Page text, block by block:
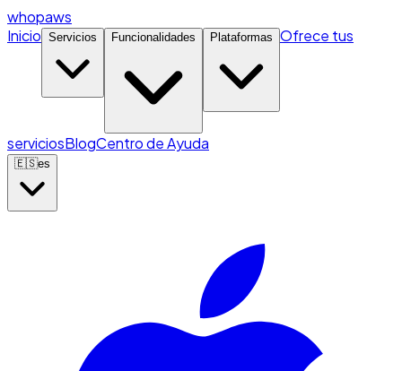
whopaws
Inicio Servicios Funcionalidades Plataformas Ofrece tus
serviciosBlogCentro de Ayuda
🇪🇸es